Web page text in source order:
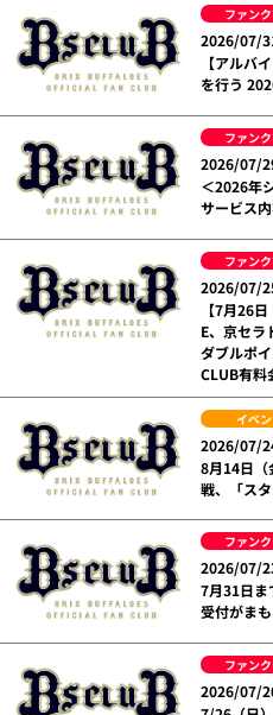
ファン
2026/07/
【アルバ
を行う
ファン
2026/07/
＜2026年
サービス
ファン
2026/07/
【7月26
E、京セラ
ダブルポ
CLUB有料
イベ
2026/07/
8月14日（
戦、「ス
ファン
2026/07/
7月31日ま
受付がま
ファン
2026/07/